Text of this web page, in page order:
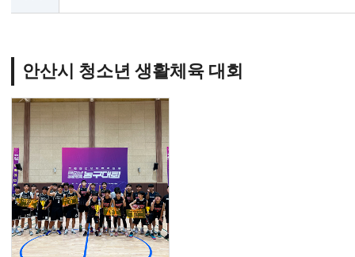
안산시 청소년 생활체육 대회